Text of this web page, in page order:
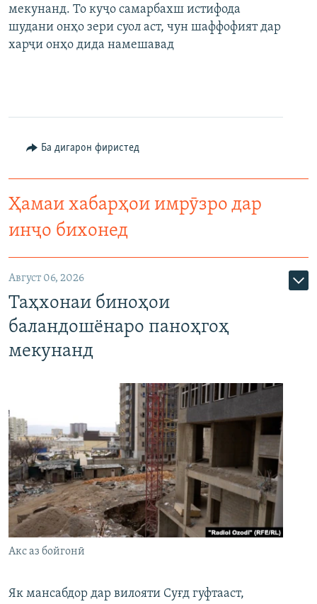
мекунанд. То куҷо самарбахш истифода
шудани онҳо зери суол аст, чун шаффофият дар
харҷи онҳо дида намешавад
Ба дигарон фиристед
Ҳамаи хабарҳои имрӯзро дар
инҷо бихонед
Август 06, 2026
Таҳхонаи биноҳои
баландошёнаро паноҳгоҳ
мекунанд
Акс аз бойгонӣ
Як мансабдор дар вилояти Суғд гуфтааст,